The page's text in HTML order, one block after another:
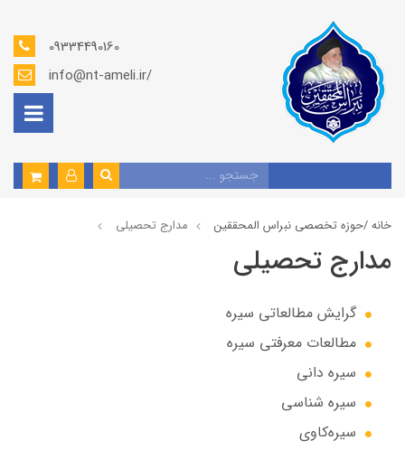
09334490160
info@nt-ameli.ir/
خانه /حوزه تخصصی نبراس المحققین مدارج تحصیلی
مدارج تحصیلی
گرايش مطالعاتي سیره
مطالعات معرفتی سیره
سیره دانی
سیره شناسی
سیره‌کاوی